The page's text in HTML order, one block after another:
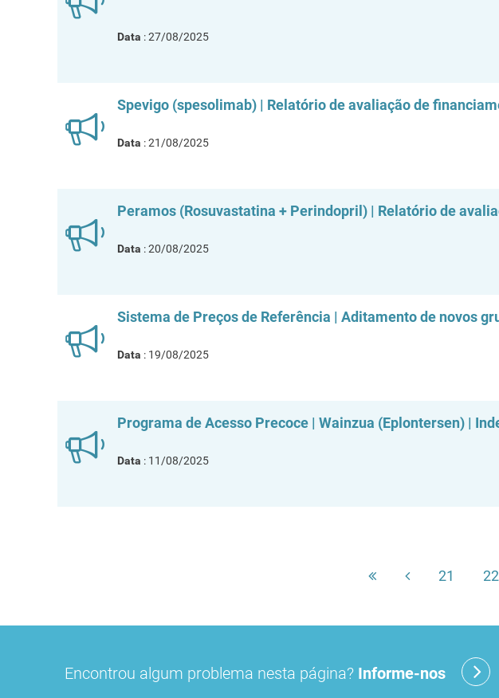
Data : 27/08/2025
Spevigo (spesolimab) | Relatório de avaliação de
Data : 21/08/2025
Peramos (Rosuvastatina + Perindopril) | Relatório de
Data : 20/08/2025
Sistema de Preços de Referência | Aditamento de novos
Data : 19/08/2025
Programa de Acesso Precoce | Wainzua (Eplontersen) |
Data : 11/08/2025
21 22
Encontrou algum problema nesta página? Informe-nos